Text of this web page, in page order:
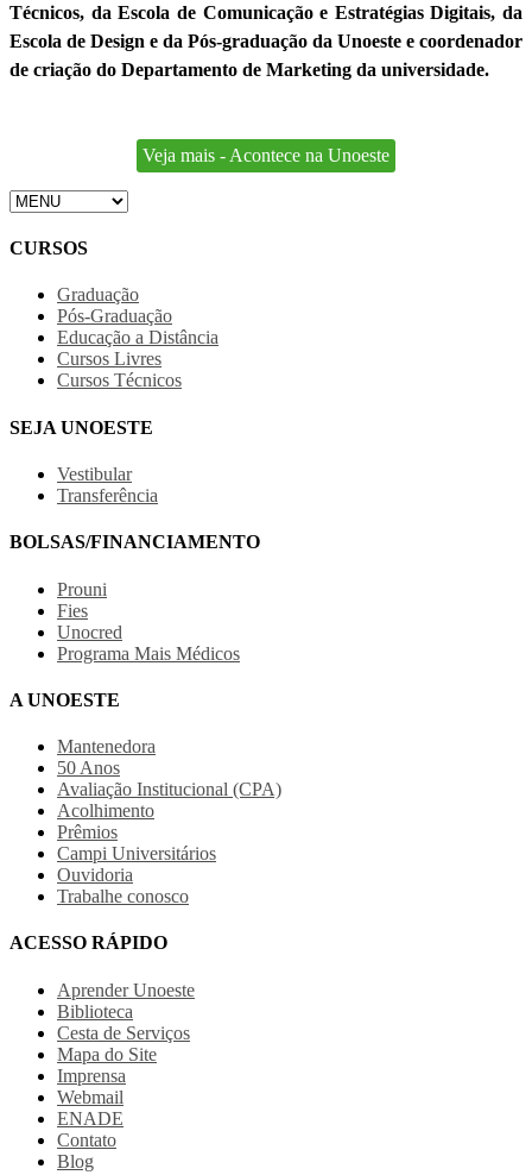
Técnicos, da Escola de Comunicação e Estratégias Digitais, da
Escola de Design e da Pós-graduação da Unoeste e coordenador
de criação do Departamento de Marketing da universidade.
Veja mais - Acontece na Unoeste
CURSOS
Graduação
Pós-Graduação
Educação a Distância
Cursos Livres
Cursos Técnicos
SEJA UNOESTE
Vestibular
Transferência
BOLSAS/FINANCIAMENTO
Prouni
Fies
Unocred
Programa Mais Médicos
A UNOESTE
Mantenedora
50 Anos
Avaliação Institucional (CPA)
Acolhimento
Prêmios
Campi Universitários
Ouvidoria
Trabalhe conosco
ACESSO RÁPIDO
Aprender Unoeste
Biblioteca
Cesta de Serviços
Mapa do Site
Imprensa
Webmail
ENADE
Contato
Blog